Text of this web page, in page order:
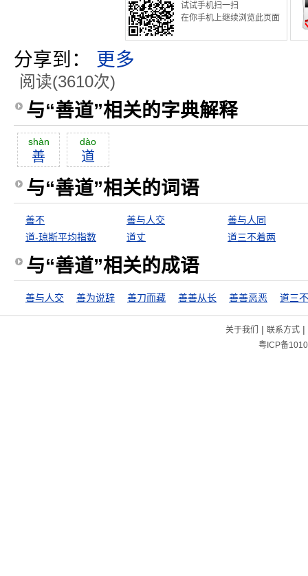
试试手机扫一扫
在你手机上继续浏览此页面
分享到： 更多
阅读(3610次)
与“善道”相关的字典解释
shàn
善
dào
道
与“善道”相关的词语
善不 善与人交
善与人同
道-琼斯平均指数
道丈 道三不着两
与“善道”相关的成语
善与人交 善为说辞 善刀而藏 善善从长 善善恶恶
关于我们 | 联系方式|
粤ICP备